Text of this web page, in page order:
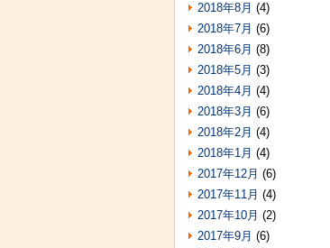
2018年8月 (4)
2018年7月 (6)
2018年6月 (8)
2018年5月 (3)
2018年4月 (4)
2018年3月 (6)
2018年2月 (4)
2018年1月 (4)
2017年12月 (6)
2017年11月 (4)
2017年10月 (2)
2017年9月 (6)